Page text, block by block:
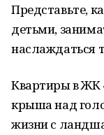
Представьте,
детьми,
наслаждаться
Квартиры в ЖК
крыша над
жизни с